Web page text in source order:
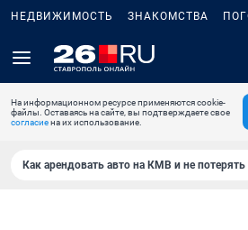
НЕДВИЖИМОСТЬ ЗНАКОМСТВА
На информационном ресурсе применяются cookie-
файлы. Оставаясь на сайте, вы подтверждаете свое
согласиена их использование.
Как арендовать авто на КМВ и не потерять